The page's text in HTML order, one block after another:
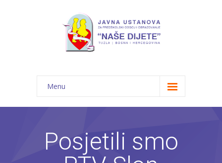
Menu
Početna
O nama
Posjetili smo